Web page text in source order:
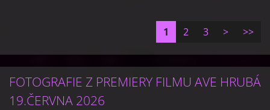
1 2 3 > >>
FOTOGRAFIE Z PREMIERY FILMU AVE HRUBÁ
19.ČERVNA 2026